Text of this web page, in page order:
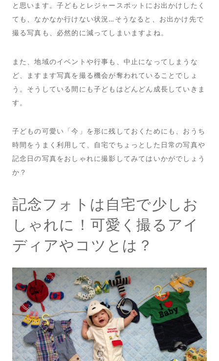
と思います。子どもとレジャースポットにお出かけしたく
ても、なかなか行けない状況…そうなると、お出かけ先で
撮る写真も、必然的に減ってしまいますよね。
また、地域のイベントや行事も、中止になってしまうな
ど、ますます写真を撮る機会が奪われていることでしょ
う。そうしている間にも子どもはどんどん成長していきま
す。
子どもの可愛い「今」を形に残しておくためにも、おうち
時間をうまく利用して、自宅でちょっとした日常の写真や
記念日の写真をおしゃれに撮影してみてはいかがでしょう
か？
記念フォトは自宅で少しお
しゃれに！可愛く撮るアイ
ディアやコツとは？